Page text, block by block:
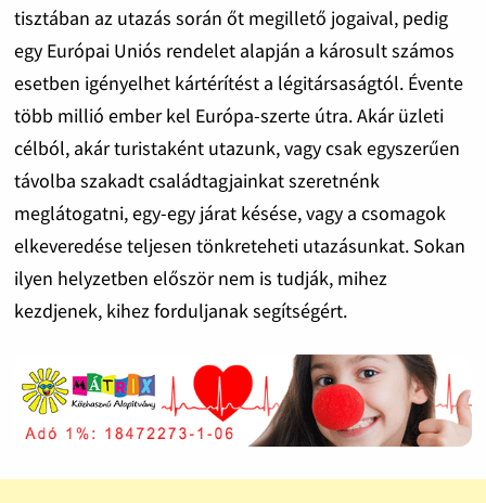
tisztában az utazás során őt megillető jogaival, pedig
egy Európai Uniós rendelet alapján a károsult számos
esetben igényelhet kártérítést a légitársaságtól. Évente
több millió ember kel Európa-szerte útra. Akár üzleti
célból, akár turistaként utazunk, vagy csak egyszerűen
távolba szakadt családtagjainkat szeretnénk
meglátogatni, egy-egy járat késése, vagy a csomagok
elkeveredése teljesen tönkreteheti utazásunkat. Sokan
ilyen helyzetben először nem is tudják, mihez
kezdjenek, kihez forduljanak segítségért.